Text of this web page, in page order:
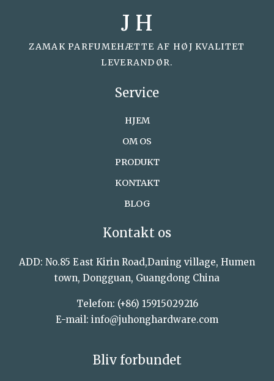
J H
ZAMAK PARFUMEHÆTTE AF HØJ KVALITET
LEVERANDØR.
Service
HJEM
OM OS
PRODUKT
KONTAKT
BLOG
Kontakt os
ADD: No.85 East Kirin Road,Daning village, Humen
town, Dongguan, Guangdong China
Telefon: (+86) 15915029216
E-mail: info@juhonghardware.com
Bliv forbundet